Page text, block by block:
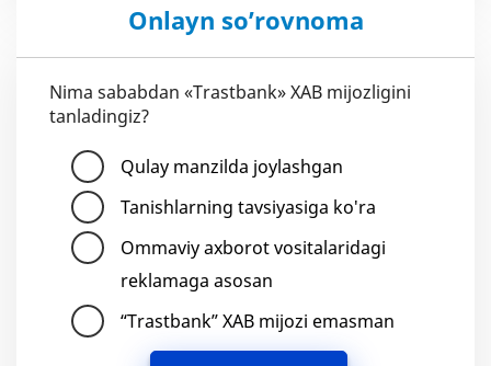
Onlayn so’rovnoma
Nima sababdan «Trastbank» XAB mijozligini
tanladingiz?
Qulay manzilda joylashgan
Tanishlarning tavsiyasiga ko'ra
Ommaviy axborot vositalaridagi
reklamaga asosan
“Trastbank” XAB mijozi emasman